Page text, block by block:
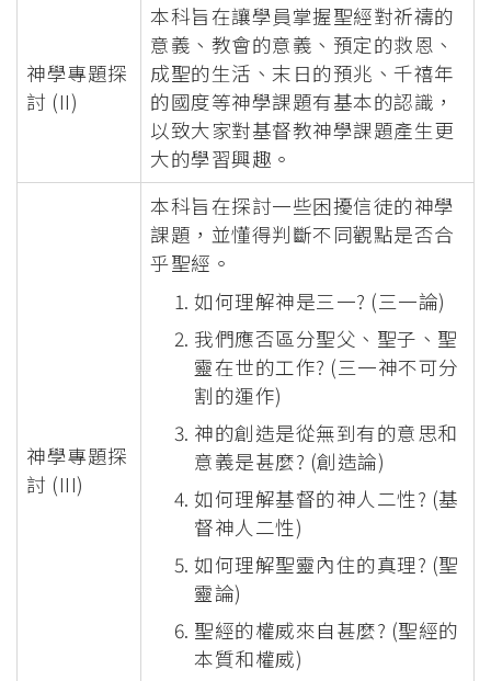
神學專題探
討 (II)
本科旨在讓學員掌握聖經對祈禱的
意義、教會的意義、預定的救恩、
成聖的生活、末日的預兆、千禧年
的國度等神學課題有基本的認識，
以致大家對基督教神學課題產生更
大的學習興趣。
神學專題探
討 (III)
本科旨在探討一些困擾信徒的神學
課題，並懂得判斷不同觀點是否合
乎聖經。
如何理解神是三一? (三一論)
我們應否區分聖父、聖子、聖
靈在世的工作? (三一神不可分
割的運作)
神的創造是從無到有的意思和
意義是甚麼? (創造論)
如何理解基督的神人二性? (基
督神人二性)
如何理解聖靈內住的真理? (聖
靈論)
聖經的權威來自甚麼? (聖經的
本質和權威)